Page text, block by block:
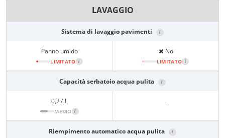
LAVAGGIO
Sistema di lavaggio pavimenti i
Panno umido
LIMITATO i
No
LIMITATO i
Capacità serbatoio acqua pulita i
0,27 L
MEDIO i
-
Riempimento automatico acqua pulita i